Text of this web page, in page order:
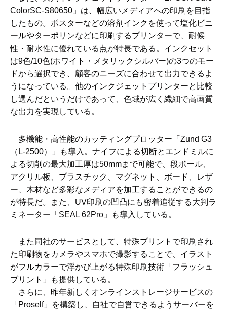
ColorSC-S80650」は、幅広いメディアへの印刷を目指
したもの。ポスターなどの溶剤インクを使って塩化ビニ
ールやターポリンなどに印刷するプリンターで、耐候
性・耐水性に優れている点が特長である。インクセット
は9色/10色(ホワイト・メタリックシルバー)の3つのモー
ドから選択でき、顧客のニーズに合わせて出力できるよ
うになっている。他のインクジェットプリンターと比較
し選んだというだけであって、色域が広く繊細で高画質
な出力を実現している。
多機能・高性能のカッティングプロッター「Zund G3
（L-2500）」も導入。ナイフによる切断とエンドミルに
よる切削の最大加工厚は50mmまで可能で、段ボール、
アクリル板、プラスチック、マグネット、ボード、レザ
ー、木材など多彩なメディアを加工することができるの
が特長だ。また、UV印刷の凹凸にも密着追従する大判ラ
ミネーター「SEAL 62Pro」も導入している。
また同社のサービスとして、特殊プリントで印刷され
た印刷物をカメラやスマホで撮影することで、イラスト
がフルカラーで浮かび上がる特殊印刷技術「フラッシュ
ブリント」も提供している。
さらに、昨年新しくオンラインストレージサービスの
「Proself」を構築し、自社で自営できるようサーバーを